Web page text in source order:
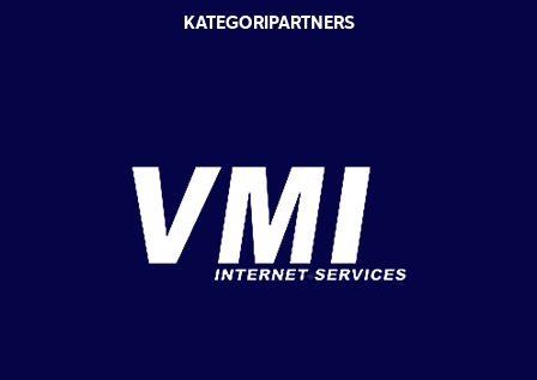
KATEGORIPARTNERS